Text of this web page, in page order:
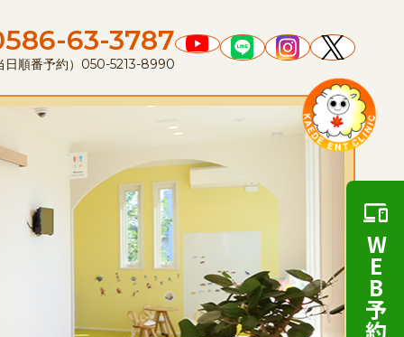
WEB予約
63-3787
日順番予約）050-5213-8990